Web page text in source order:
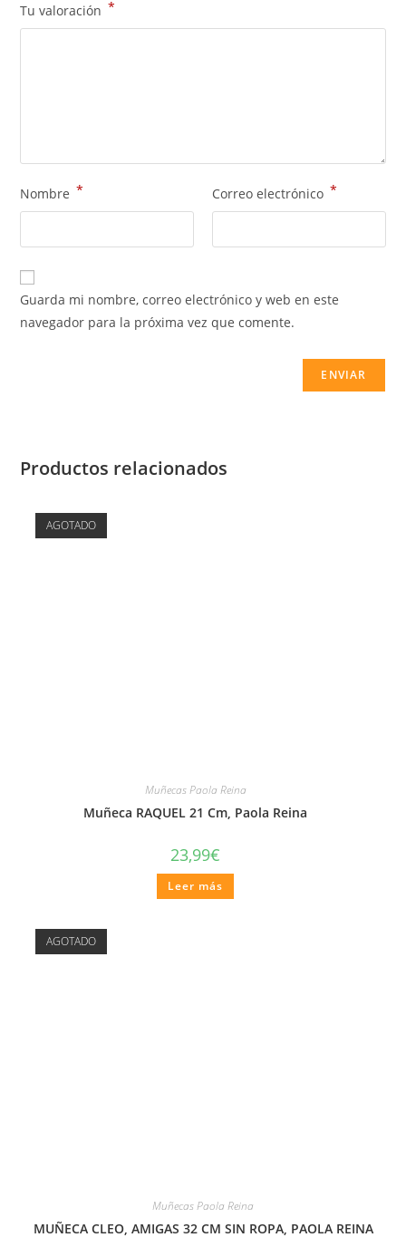
Tu valoración *
Nombre * Correo electrónico *
Guarda mi nombre, correo electrónico y web en este
navegador para la próxima vez que comente.
Productos relacionados
AGOTADO
Muñecas Paola Reina
Muñeca RAQUEL 21 Cm, Paola Reina
23,99€
Leer más
AGOTADO
Muñecas Paola Reina
MUÑECA CLEO, AMIGAS 32 CM SIN ROPA, PAOLA REINA